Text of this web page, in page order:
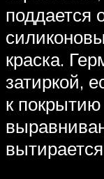
поддается
краска.
затиркой,
к